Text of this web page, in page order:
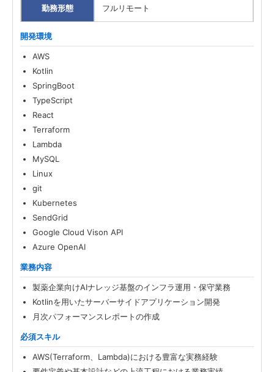
勤務形態 フルリモート
開発環境
AWS
Kotlin
SpringBoot
TypeScript
React
Terraform
Lambda
MySQL
Linux
git
Kubernetes
SendGrid
Google Cloud Vison API
Azure OpenAI
業務内容
製薬企業向けAIナレッジ基盤のインフラ運用・保守業務
Kotlinを用いたサーバーサイドアプリケーション開発
月次パフォーマンスレポートの作成
必須スキル
AWS(Terraform、Lambda)における豊富な実務経験